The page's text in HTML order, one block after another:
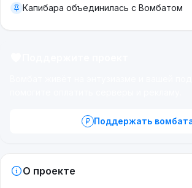
Капибара объединилась с Вомбатом
Поддержать
О проекте